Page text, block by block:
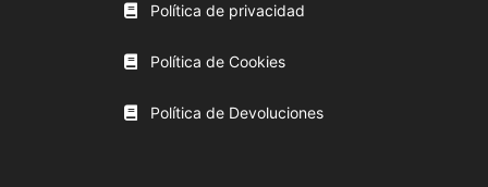
Política de privacidad
Política de Cookies
Política de Devoluciones